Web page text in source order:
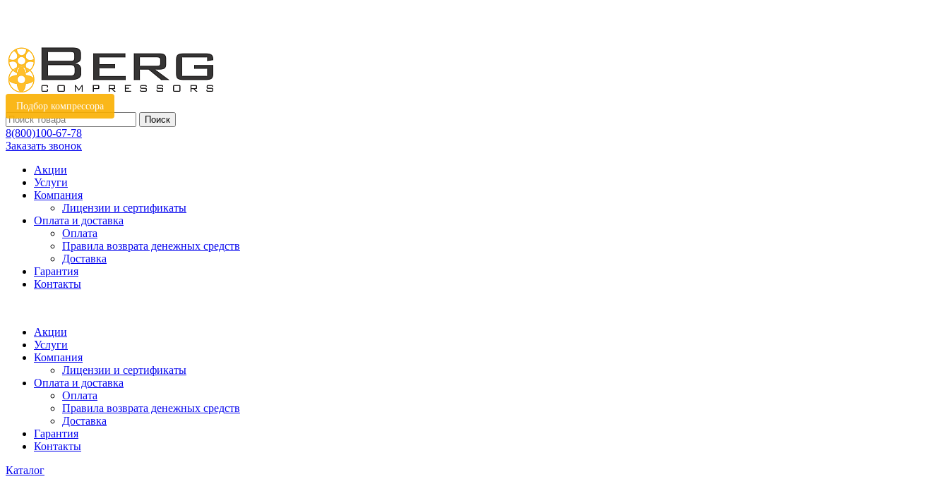
Подбор компрессора
Поиск
8(800)100-67-78
Заказать звонок
Акции
Услуги
Компания
Лицензии и сертификаты
Оплата и доставка
Оплата
Правила возврата денежных средств
Доставка
Гарантия
Контакты
Акции
Услуги
Компания
Лицензии и сертификаты
Оплата и доставка
Оплата
Правила возврата денежных средств
Доставка
Гарантия
Контакты
Каталог